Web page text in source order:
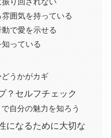
囲気を持っている
で愛を示せる
っている
うかがカギ
？セルフチェック
自分の魅力を知ろう
になるために大切な